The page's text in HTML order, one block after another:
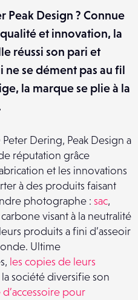
Peak Design ? Connue
et innovation, la
réussi son pari et
ne se dément pas au fil
la marque se plie à la
Dering, Peak Design a
réputation grâce
et les innovations
à des produits faisant
photographe : sac,
visant à la neutralité
produits a fini d’asseoir
Ultime
les copies de leurs
société diversifie son
pour